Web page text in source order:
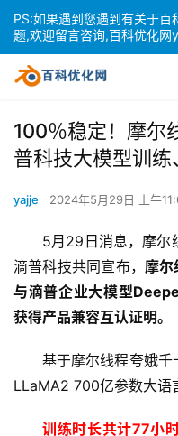
100％稳定！摩尔
普科技大模型训练
yajje 2024年5月29日 上午
5月29日消息，摩尔
滴普科技共同宣布， 摩尔
与滴普企业大模型
获得产品兼容互认证明。
基于摩尔线程夸娥千
LLaMA2 700亿参数大语
训练时长共计77小
PS:如果遇到您遇到有关于
题,欢迎留言咨询,百科优化网